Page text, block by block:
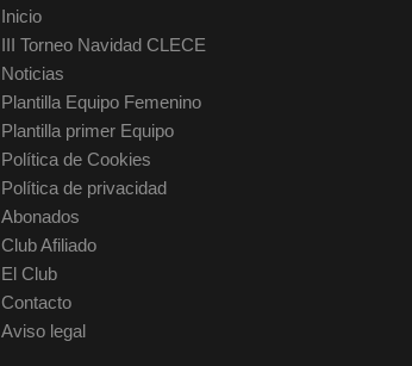
Inicio
III Torneo Navidad CLECE
Noticias
Plantilla Equipo Femenino
Plantilla primer Equipo
Política de Cookies
Política de privacidad
Abonados
Club Afiliado
El Club
Contacto
Aviso legal